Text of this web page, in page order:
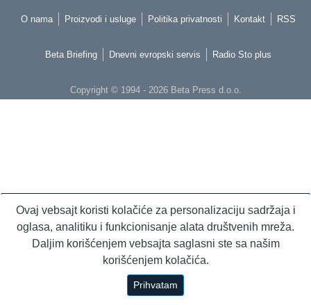
O nama Proizvodi i usluge Politika privatnosti Kontakt RSS
Beta Briefing Dnevni evropski servis Radio Sto plus
Copyright © 1994 - 2026 Beta Press d.o.o.
Ovaj vebsajt koristi kolačiće za personalizaciju sadržaja i
oglasa, analitiku i funkcionisanje alata društvenih mreža.
Daljim korišćenjem vebsajta saglasni ste sa našim
korišćenjem kolačića.
Prihvatam